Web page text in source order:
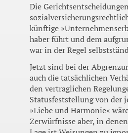
Die
künftige
haber führt und dem
war in der Regel
Jetzt sind bei der
auch die tatsächlichen
den vertraglichen
Statusfeststellung von der
»Liebe und Harmonie«
Zerwürfnisse aber, in